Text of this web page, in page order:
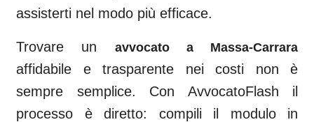
assisterti nel modo più efficace.
Trovare un avvocato a Massa-Carrara
affidabile e trasparente nei costi non è
sempre semplice. Con AvvocatoFlash il
processo è diretto: compili il modulo in